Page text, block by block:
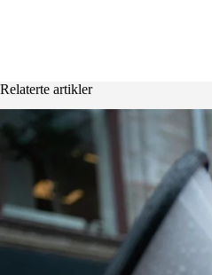
Relaterte artikler